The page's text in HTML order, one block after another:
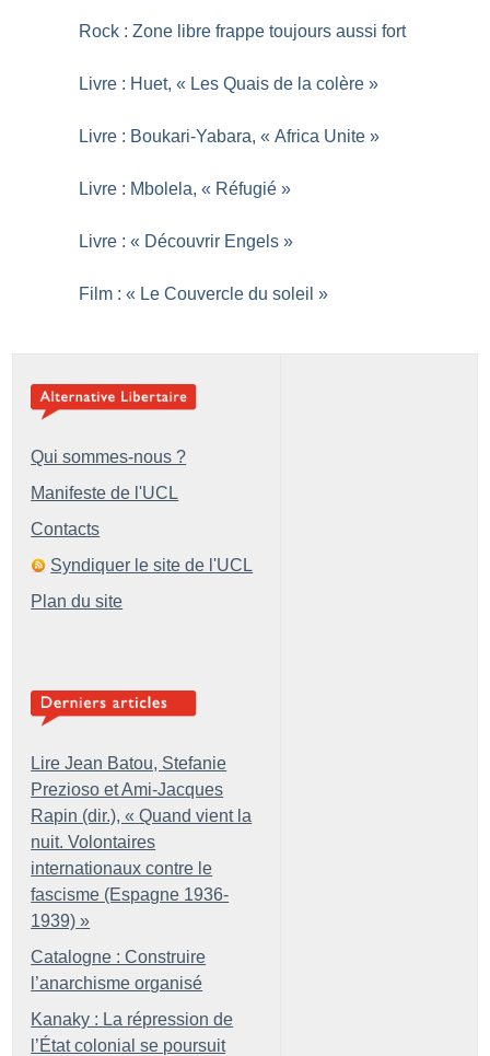
Rock : Zone libre frappe toujours aussi fort
Livre : Huet, « Les Quais de la colère »
Livre : Boukari-Yabara, « Africa Unite »
Livre : Mbolela, « Réfugié »
Livre : « Découvrir Engels »
Film : « Le Couvercle du soleil »
Qui sommes-nous ?
Manifeste de l'UCL
Contacts
Syndiquer le site de l'UCL
Plan du site
Lire Jean Batou, Stefanie
Prezioso et Ami-Jacques
Rapin (dir.), « Quand vient la
nuit. Volontaires
internationaux contre le
fascisme (Espagne 1936-
1939) »
Catalogne : Construire
l’anarchisme organisé
Kanaky : La répression de
l’État colonial se poursuit